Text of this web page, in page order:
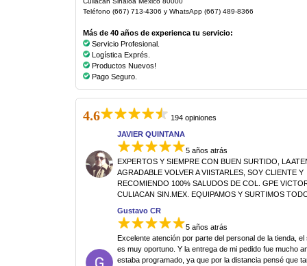
Teléfono (667) 713-4306 y WhatsApp (667) 489-8366
Más de 40 años de experienca tu servicio:
Servicio Profesional.
Logística Exprés.
Productos Nuevos!
Pago Seguro.
4.6
194 opiniones
JAVIER QUINTANA
5 años atrás
EXPERTOS Y SIEMPRE CON BUEN SURTIDO, LA
AGRADABLE VOLVER A VIISTARLES, SOY CLIENTE Y
RECOMIENDO 100% SALUDOS DE COL. GPE
CULIACAN SIN.MEX. EQUIPAMOS Y SURTIMOS
Gustavo CR
5 años atrás
Excelente atención por parte del personal de la tienda, el
es muy oportuno. Y la entrega de mi pedido fue mucho
estaba programado, ya que por la distancia pensé que